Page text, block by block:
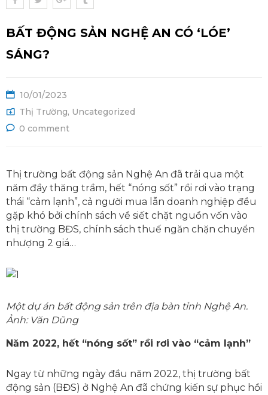
BẤT ĐỘNG SẢN NGHỆ AN CÓ ‘LÓE’
SÁNG?
10/01/2023
Thị Trường, Uncategorized
0 comment
Thị trường bất động sản Nghệ An đã trải qua một
năm đầy thăng trầm, hết “nóng sốt” rồi rơi vào trạng
thái “cảm lạnh”, cả người mua lẫn doanh nghiệp đều
gặp khó bởi chính sách về siết chặt nguồn vốn vào
thị trường BĐS, chính sách thuế ngăn chặn chuyển
nhượng 2 giá…
Một dự án bất động sản trên địa bàn tỉnh Nghệ An.
Ảnh: Văn Dũng
Năm 2022, hết “nóng sốt” rồi rơi vào “cảm lạnh”
Ngay từ những ngày đầu năm 2022, thị trường bất
động sản (BĐS) ở Nghệ An đã chứng kiến sự phục hồi